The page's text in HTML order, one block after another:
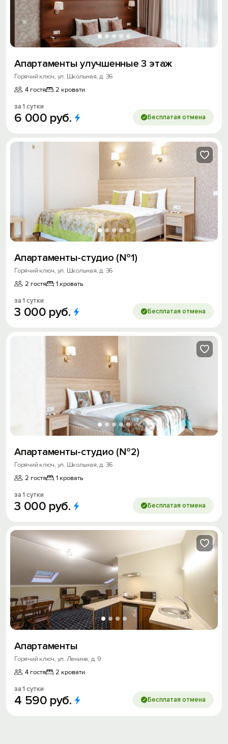
Апартаменты улучшенные 3 этаж
Горячий ключ, ул. Школьная, д. 36
4 гостя
2 кровати
за 1 сутки
6 000 руб. Бесплатая отмена
Апартаменты-студио (№1)
Горячий ключ, ул. Школьная, д. 36
2 гостя
1 кровать
за 1 сутки
3 000 руб. Бесплатая отмена
Апартаменты-студио (№2)
Горячий ключ, ул. Школьная, д. 36
2 гостя
1 кровать
за 1 сутки
3 000 руб. Бесплатая отмена
Апартаменты
Горячий ключ, ул. Ленина, д. 9
4 гостя
2 кровати
за 1 сутки
4 590 руб. Бесплатая отмена